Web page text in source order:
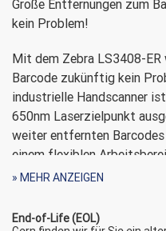
Große Entfernungen zum
kein Problem!
Mit dem Zebra LS3408-
Barcode zukünftig kein
industrielle Handscanner
650nm Laserzielpunkt
weiter entfernten
einem flexiblen
erfasst der LS3408-ER
Reichweite besonders
» MEHR ANZEIGEN
End-of-Life (EOL)